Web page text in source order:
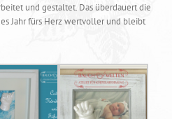
und gestaltet. Das überdauert die
Jahr fürs Herz wertvoller und bleibt